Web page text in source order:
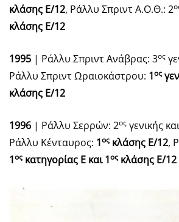
κλάσης Ε/12, Ράλλυ Σπριντ Α.Ο.Θ.: 2
κλάσης Ε/12
1995 | Ράλλυ Σπριντ Ανάβρας: 3ος
Ράλλυ Σπριντ Ωραιοκάστρου: 1ος
κλάσης Ε/12
1996 | Ράλλυ Σερρών: 2ος γενικής
Ράλλυ Κένταυρος: 1ος κλάσης Ε/12,
1ος κατηγορίας Ε και 1ος κλάσης Ε/12